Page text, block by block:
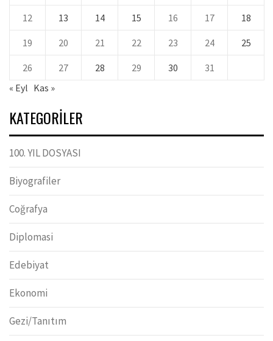
12 13 14 15 16 17 18
19 20 21 22 23 24 25
26 27 28 29 30
31
« Eyl Kas »
KATEGORILER
100. YIL DOSYASI
Biyografiler
Coğrafya
Diplomasi
Edebiyat
Ekonomi
Gezi/Tanıtım